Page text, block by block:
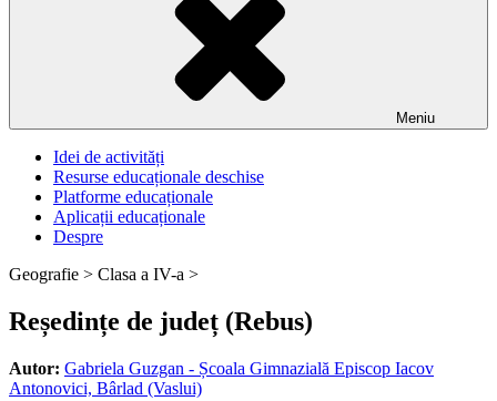
Meniu
Idei de activități
Resurse educaționale deschise
Platforme educaționale
Aplicații educaționale
Despre
Geografie > Clasa a IV-a >
Reședințe de județ (Rebus)
Autor: Gabriela Guzgan - Școala Gimnazială Episcop Iacov
Antonovici, Bârlad (Vaslui)